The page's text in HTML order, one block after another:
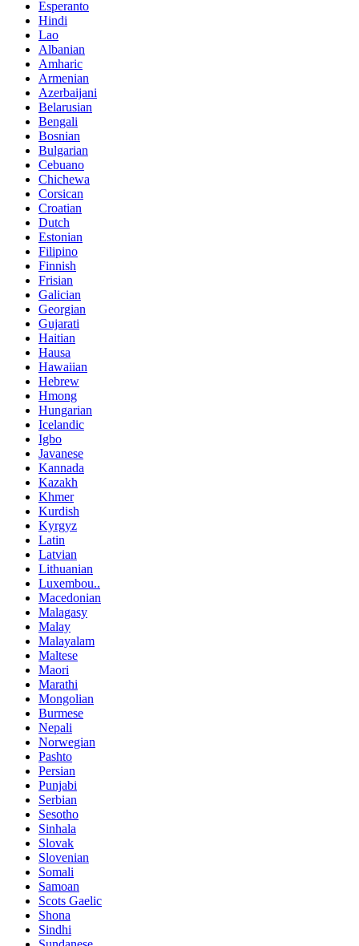
Esperanto
Hindi
Lao
Albanian
Amharic
Armenian
Azerbaijani
Belarusian
Bengali
Bosnian
Bulgarian
Cebuano
Chichewa
Corsican
Croatian
Dutch
Estonian
Filipino
Finnish
Frisian
Galician
Georgian
Gujarati
Haitian
Hausa
Hawaiian
Hebrew
Hmong
Hungarian
Icelandic
Igbo
Javanese
Kannada
Kazakh
Khmer
Kurdish
Kyrgyz
Latin
Latvian
Lithuanian
Luxembou..
Macedonian
Malagasy
Malay
Malayalam
Maltese
Maori
Marathi
Mongolian
Burmese
Nepali
Norwegian
Pashto
Persian
Punjabi
Serbian
Sesotho
Sinhala
Slovak
Slovenian
Somali
Samoan
Scots Gaelic
Shona
Sindhi